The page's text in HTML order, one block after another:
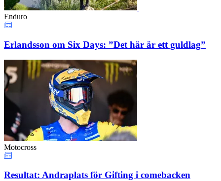
Enduro
Erlandsson om Six Days: ”Det här är ett guldlag”
Motocross
Resultat: Andraplats för Gifting i comebacken